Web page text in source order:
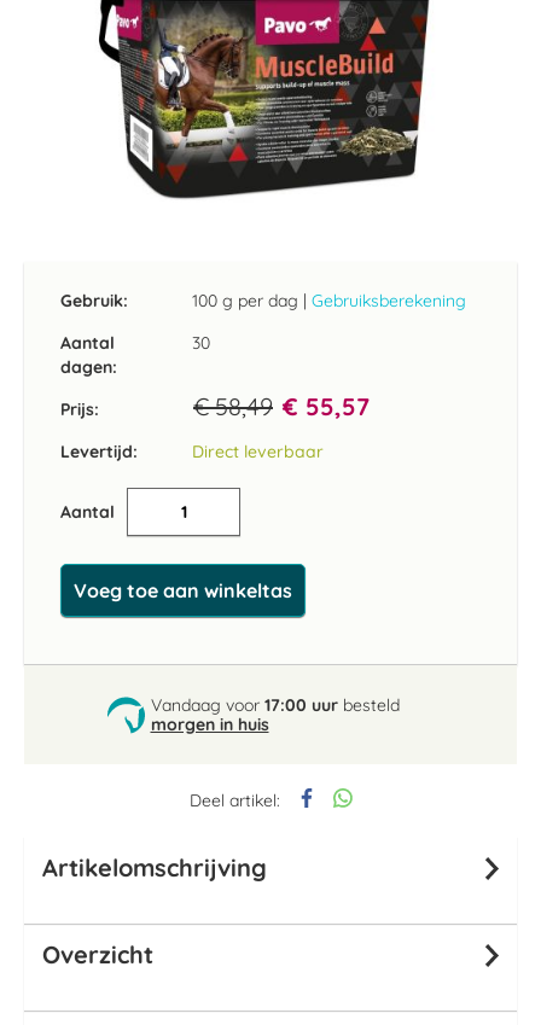
Deel artikel:
Gebruik: 100 g per dag | Gebruiksberekening
Aantal
dagen:
30
Prijs: € 58,49 € 55,57
Levertijd: Direct leverbaar
Aantal
Voeg toe aan winkeltas
Vandaag voor 17:00 uurbesteld
morgen in huis
begin
afbeeldingen-
gallerij
Artikelomschrijving
Overzicht